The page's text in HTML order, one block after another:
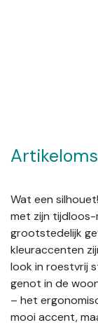
Wat een
met zijn
grootstedelijk
kleuraccenten
look in roestvrij
genot in de
– het
mooi accent,